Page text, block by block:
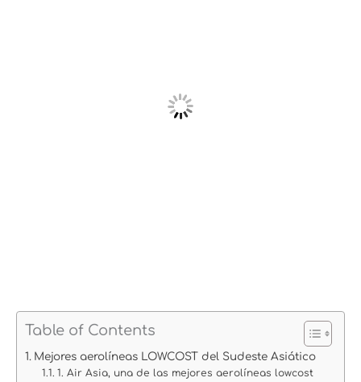
Table of Contents
Mejores aerolíneas LOWCOST del Sudeste Asiático
1. Air Asia, una de las mejores aerolíneas lowcost